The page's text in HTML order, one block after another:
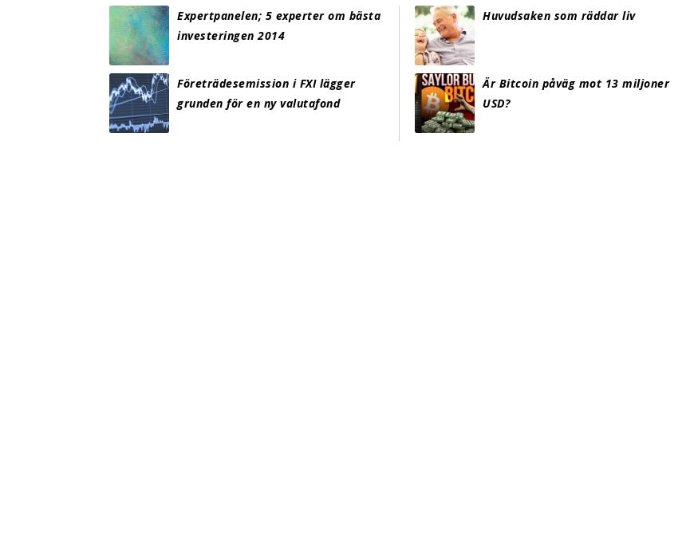
Expertpanelen; 5 experter om bästa
investeringen 2014
Företrädesemission i FXI lägger
grunden för en ny valutafond
Huvudsaken som räddar liv
Är Bitcoin påväg mot 13 miljoner
USD?